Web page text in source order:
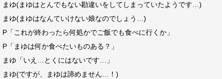
まゆ(まゆはとんでもない勘違いをしてしまっていたようです…)
まゆ(まゆはなんていけない娘なのでしょう…)
P「これが終わったら何処かでご飯でも食べに行くか」
P「まゆは何か食べたいものある？」
まゆ「いえ…とくにはないです…」
まゆ(ですが、まゆは諦めません…！)